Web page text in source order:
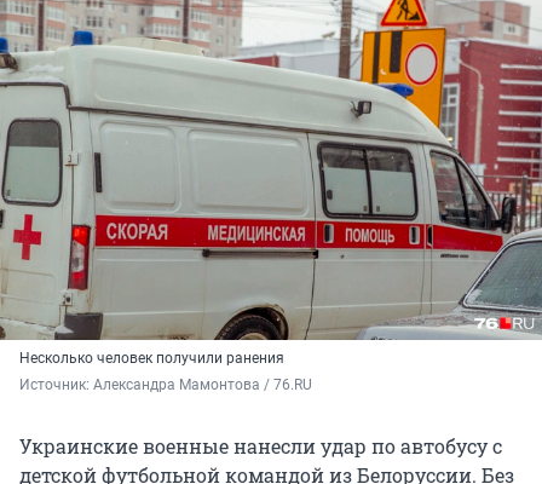
Несколько человек получили ранения
Источник: Александра Мамонтова / 76.RU
Украинские военные нанесли удар по автобусу с
детской футбольной командой из Белоруссии. Без